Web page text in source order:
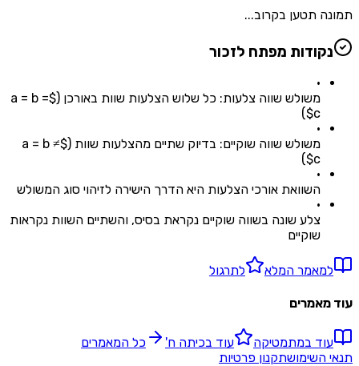
תמונה תטען בקרוב...
נקודות מפתח לזכור
•
משולש שווה צלעות: כל שלוש הצלעות שוות באורכן ($a = b =
c$)
•
משולש שווה שוקיים: בדיוק שתיים מהצלעות שוות ($a = b ≠
c$)
•
השוואת אורכי הצלעות היא הדרך הישירה לזיהוי סוג המשולש
•
צלע שונה בשווה שוקיים נקראת בסיס, והשתיים השוות נקראות
שוקיים
למאמר המלא לתרגול
עוד מאמרים
עוד במתמטיקה עוד בכיתה ח'
כל המאמרים
תנאי השימושתקנון פרטיות